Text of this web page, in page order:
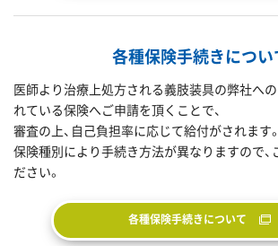
各種保険手続きについ
医師より治療上処方される義肢装具の弊社への
れている保険へご申請を頂くことで、
審査の上、自己負担率に応じて給付がされます。
保険種別により手続き方法が異なりますので、
ださい。
各種保険手続きについて